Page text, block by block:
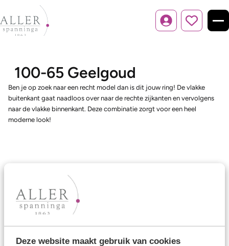
Deze website maakt gebruik van cookies
Inloggen
100-65 Geelgoud
Ben je op zoek naar een recht model dan is dit jouw ring! De vlakke
buitenkant gaat naadloos over naar de rechte zijkanten en vervolgens
naar de vlakke binnenkant. Deze combinatie zorgt voor een heel
moderne look!
Ons aanbod
Memoireringen